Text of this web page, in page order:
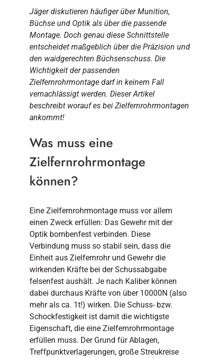
Jäger diskutieren häufiger über Munition,
Büchse und Optik als über die passende
Montage. Doch genau diese Schnittstelle
entscheidet maßgeblich über die Präzision und
den waidgerechten Büchsenschuss. Die
Wichtigkeit der passenden
Zielfernrohrmontage darf in keinem Fall
vernachlässigt werden. Dieser Artikel
beschreibt worauf es bei Zielfernrohrmontagen
ankommt!
Was muss eine
Zielfernrohrmontage
können?
Eine Zielfernrohrmontage muss vor allem
einen Zweck erfüllen: Das Gewehr mit der
Optik bombenfest verbinden. Diese
Verbindung muss so stabil sein, dass die
Einheit aus Zielfernrohr und Gewehr die
wirkenden Kräfte bei der Schussabgabe
felsenfest aushält. Je nach Kaliber können
dabei durchaus Kräfte von über 10000N (also
mehr als ca. 1t!) wirken. Die Schuss- bzw.
Schockfestigkeit ist damit die wichtigste
Eigenschaft, die eine Zielfernrohrmontage
erfüllen muss. Der Grund für Ablagen,
Treffpunktverlagerungen, große Streukreise